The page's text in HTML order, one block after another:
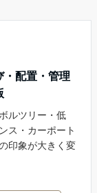
配置・管理
ルツリー・低
ス・カーポート
印象が大きく変